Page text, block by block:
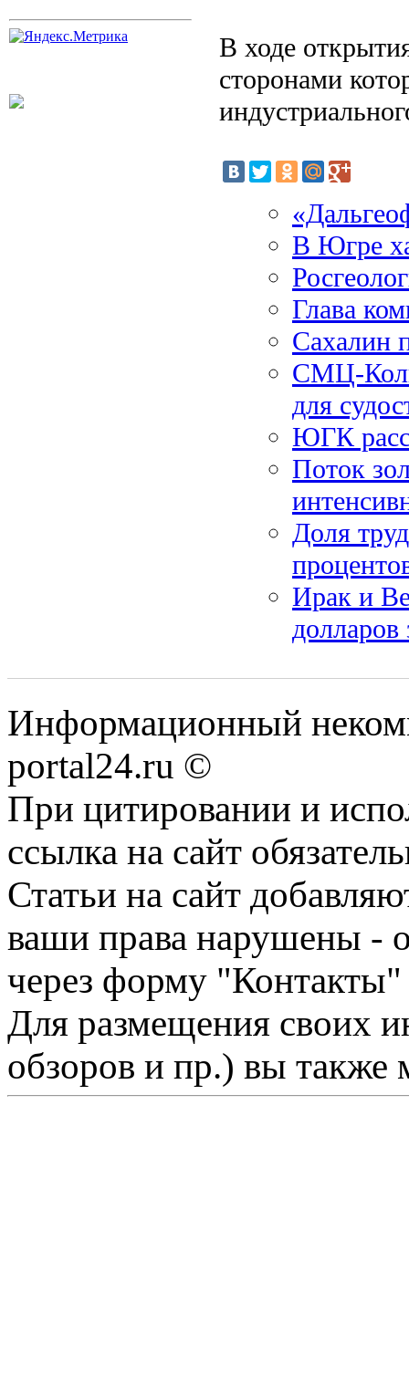
В ходе
сторонами
В Югре
Глава
Сахалин
СМЦ-
для
ЮГК
Поток
Доля
Ирак и
долларов
Информационный
portal24.ru ©
При цитировании и
ссылка на сайт
Статьи на сайт
ваши права нарушены -
через форму "Контакты"
Для размещения своих
обзоров и пр.) вы также